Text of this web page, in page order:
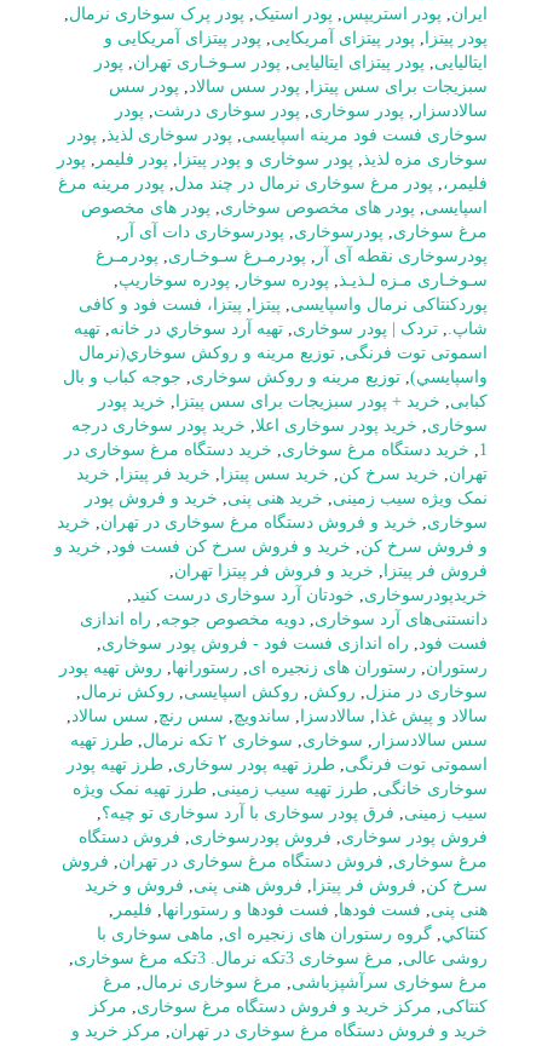
ایران
پودر استریپس پودر استیک پودر پرک سوخاری نرمال
پودر پیتزا
پودر پیتزای آمریکایی
پودر پیتزای آمریکایی و
ایتالیایی
پودر پیتزای ایتالیایی پودر سـوخـاری تهران
پودر
سبزیجات برای سس پیتزا
پودر سس سالاد
پودر سس
سالادسزار
پودر سوخاری پودر سوخاری درشت
پودر
سوخاری فست فود مرینه اسپایسی
پودر سوخاری لذیذ
پودر
سوخاری مزه لذیذ
پودر سوخاری و پودر پیتزا پودر فلیمر
پودر
فلیمر،
پودر مرغ سوخاری نرمال در چند مدل
پودر مرینه مرغ
اسپایسی
پودر های مخصوص سوخاری
پودر های مخصوص
مرغ سوخاری
پودرسوخاری پودرسوخاری دات آی آر
پودرسوخاری نقطه آی آر
پودرمـرغ سـوخـاری
پودرمـرغ
سـوخـاری مـزه لـذیـذ
پودره سوخار پودره سوخاریپ
پوردکنتاکی نرمال واسپایسی
پیتزا
پیتزا، فست فود و کافی
شاپ.
تردک | پودر سوخاری تهيه آرد سوخاري در خانه تهیه
اسموتی توت فرنگی توزيع مرينه و روکش سوخاري(نرمال
واسپايسي) توزیع مرینه و روکش سوخاری
جوجه کباب و بال
کبابی
خرید + پودر سبزیجات برای سس پیتزا
خرید پودر
سوخاری
خرید پودر سوخاری اعلا خرید پودر سوخاری درجه
1
خرید دستگاه مرغ سوخاری
خرید دستگاه مرغ سوخاری در
تهران
خرید سرخ کن خرید سس پیتزا خرید فر پیتزا
خرید
نمک ویژه سیب زمینی
خرید هنی پنی
خرید و فروش پودر
سوخاری
خرید و فروش دستگاه مرغ سوخاری در تهران
خرید
و فروش سرخ کن
خرید و فروش سرخ کن فست فود
خرید و
فروش فر پیتزا
خرید و فروش فر پیتزا تهران
خریدپودرسوخاری
خودتان آرد سوخاری درست کنید
دانستنی‌های آرد سوخاری دویه مخصوص جوجه
راه اندازی
فست فود
راه اندازی فست فود - فروش پودر سوخاری
رستوران
رستوران های زنجیره ای رستورانها
روش تهیه پودر
سوخاری در منزل
روکش روکش اسپایسی روکش نرمال
سالاد و پیش غذا
سالادسزا ساندویچ سس رنچ سس سالاد
سس سالادسزار
سوخاری سوخاری ۲ تکه نرمال
طرز تهیه
اسموتی توت فرنگی طرز تهیه پودر سوخاری طرز تهیه پودر
سوخاری خانگی طرز تهیه سیب زمینی طرز تهیه نمک ویژه
سیب زمینی
فرق پودر سوخاری با آرد سوخاری تو چیه؟
فروش پودر سوخاری
فروش پودرسوخاری
فروش دستگاه
مرغ سوخاری
فروش دستگاه مرغ سوخاری در تهران
فروش
سرخ کن
فروش فر پیتزا فروش هنی پنی
فروش و خرید
هنی پنی
فست فودها فست فودها و رستورانها فلیمر
كنتاكي گروه رستوران های زنجیره ای
ماهی سوخاری با
روشی عالی
مرغ سوخاری 3تکه نرمال. 3تکه مرغ سوخاری
مرغ سوخاری سرآشپزباشی
مرغ سوخاری نرمال
مرغ
کنتاکی
مرکز خرید و فروش دستگاه مرغ سوخاری
مرکز
خرید و فروش دستگاه مرغ سوخاری در تهران
مرکز خرید و